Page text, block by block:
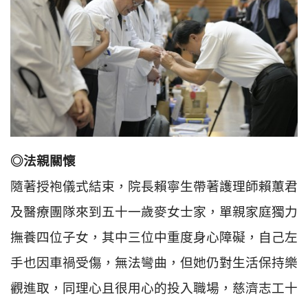
◎法親關懷
隨著授袍儀式結束，院長賴寧生帶著護理師賴蕙君
及醫療團隊來到五十一歲麥女士家，單親家庭獨力
撫養四位子女，其中三位中重度身心障礙，自己左
手也因車禍受傷，無法彎曲，但她仍對生活保持樂
觀進取，同理心且很用心的投入職場，慈濟志工十